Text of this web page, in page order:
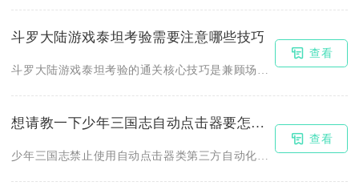
斗罗大陆游戏泰坦考验需要注意哪些技巧
斗罗大陆游戏泰坦考验的通关核心技巧是兼顾场景解谜探索、均衡阵...
查看
想请教一下少年三国志自动点击器要怎么操作
少年三国志禁止使用自动点击器类第三方自动化工具，任何借助该工...
查看